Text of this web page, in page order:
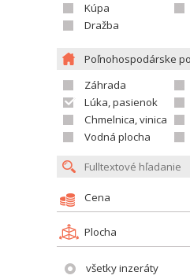
Kúpa
Dražba
Poľnohospodárske
Záhrada
Lúka, pasienok
Chmelnica, vinica
Vodná plocha
Cena
Plocha
všetky inzeráty